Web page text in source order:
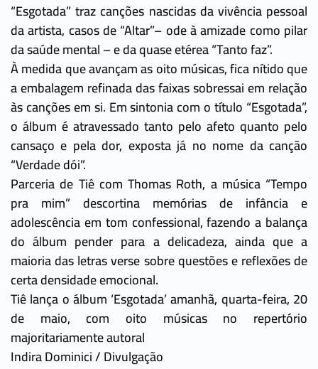
“Esgotada” traz canções nascidas da vivência pessoal
da artista, casos de “Altar”– ode à amizade como pilar
da saúde mental – e da quase etérea “Tanto faz”.
À medida que avançam as oito músicas, fica nítido que
a embalagem refinada das faixas sobressai em relação
às canções em si. Em sintonia com o título “Esgotada”,
o álbum é atravessado tanto pelo afeto quanto pelo
cansaço e pela dor, exposta já no nome da canção
“Verdade dói”.
Parceria de Tiê com Thomas Roth, a música “Tempo
pra mim” descortina memórias de infância e
adolescência em tom confessional, fazendo a balança
do álbum pender para a delicadeza, ainda que a
maioria das letras verse sobre questões e reflexões de
certa densidade emocional.
Tiê lança o álbum ‘Esgotada’ amanhã, quarta-feira, 20
de maio, com oito músicas no repertório
majoritariamente autoral
Indira Dominici / Divulgação